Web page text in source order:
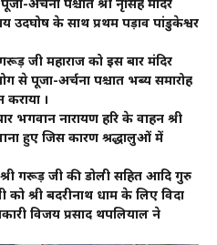
अर्चना पश्चात श्री नृसिंह मंदिर
के साथ प्रथम पड़ाव पांडुकेश्वर
जी महाराज को इस बार मंदिर
से पूजा-अर्चना पश्चात भब्य समारोह
कराया ।
भगवान नारायण हरि के वाहन श्री
हुए जिस कारण श्रद्धालुओं में
गरूड़ जी की डोली सहित आदि गुरु
को श्री बदरीनाथ धाम के लिए विदा
विजय प्रसाद थपलियाल ने